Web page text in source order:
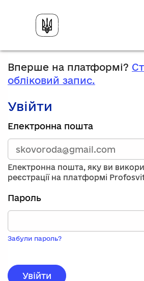
Вперше на платформі?
обліковий запис.
Увійти
Зареєструйтесь,
використавши
електронну
адресу
та
пароль.
Якщо
вас
немає
запису,
натисніть
реєстрації.
Електронна пошта
Електронна пошта, яку ви
реєстрації на платформі
Пароль
Забули пароль?
Увійти